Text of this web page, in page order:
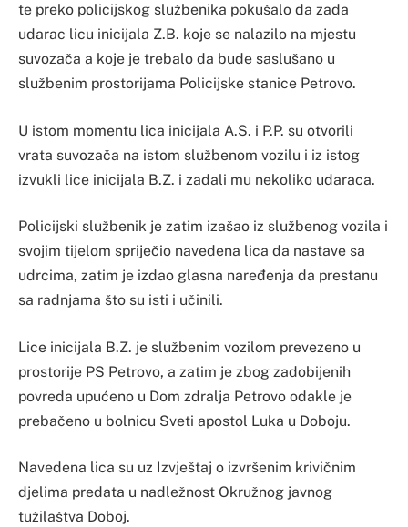
te preko policijskog službenika pokušalo da zada
udarac licu inicijala Z.B. koje se nalazilo na mjestu
suvozača a koje je trebalo da bude saslušano u
službenim prostorijama Policijske stanice Petrovo.
U istom momentu lica inicijala A.S. i P.P. su otvorili
vrata suvozača na istom službenom vozilu i iz istog
izvukli lice inicijala B.Z. i zadali mu nekoliko udaraca.
Policijski službenik je zatim izašao iz službenog vozila i
svojim tijelom spriječio navedena lica da nastave sa
udrcima, zatim je izdao glasna naređenja da prestanu
sa radnjama što su isti i učinili.
Lice inicijala B.Z. je službenim vozilom prevezeno u
prostorije PS Petrovo, a zatim je zbog zadobijenih
povreda upućeno u Dom zdralja Petrovo odakle je
prebačeno u bolnicu Sveti apostol Luka u Doboju.
Navedena lica su uz Izvještaj o izvršenim krivičnim
djelima predata u nadležnost Okružnog javnog
tužilaštva Doboj.